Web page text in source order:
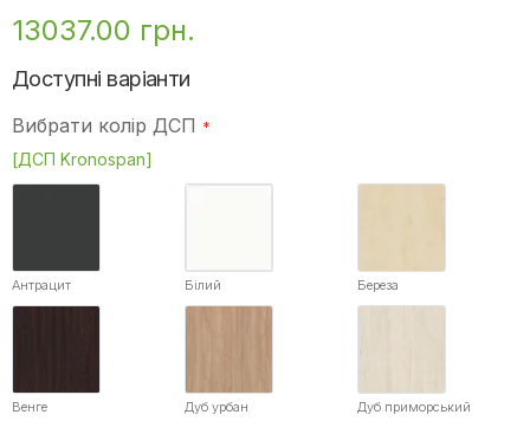
13037.00 грн.
Доступні варіанти
Вибрати колір ДСП
[ДСП Kronospan]
Антрацит Білий Береза
Венге Дуб урбан Дуб приморський